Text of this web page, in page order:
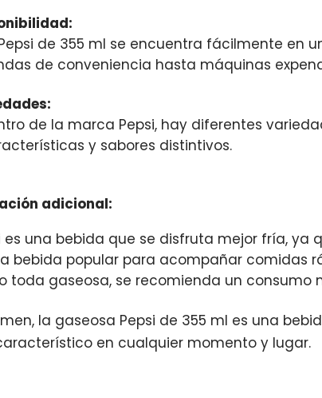
de 355 ml se encuentra fácilmente en
de conveniencia hasta máquinas
de la marca Pepsi, hay diferentes
y sabores distintivos.
adicional:
es una bebida que se disfruta mejor fría,
bebida popular para acompañar comidas
toda gaseosa, se recomienda un
la gaseosa Pepsi de 355 ml es una
en cualquier momento y lugar.